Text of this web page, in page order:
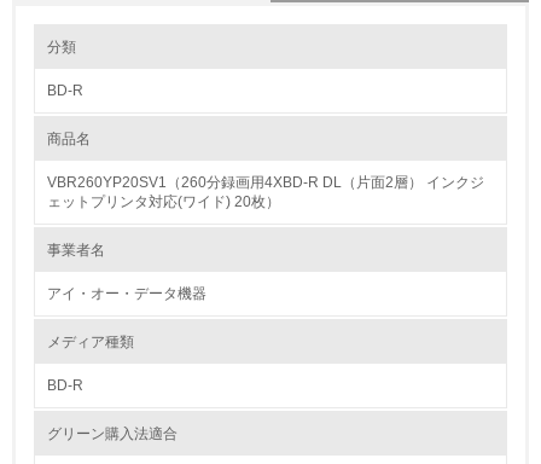
1.環境取り組み体制
1.
環境方針を持っている
環境対応の責任体制を定めている
環境問題に関する従業員教育を行っている
分類
BD-R
商品名
VBR260YP20SV1（260分録画用4XBD-R DL（片面2層） インクジ
ェットプリンタ対応(ワイド) 20枚）
事業者名
アイ・オー・データ機器
メディア種類
BD-R
グリーン購入法適合